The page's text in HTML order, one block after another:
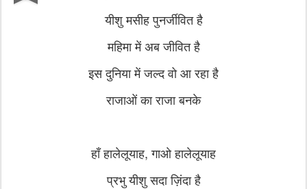
यीशु मसीह पुनर्जीवित है
महिमा में अब जीवित है
इस दुनिया में जल्द वो आ रहा है
राजाओं का राजा बनके
हाँ हालेलूयाह, गाओ हालेलूयाह
प्रभु यीशु सदा ज़िंदा है